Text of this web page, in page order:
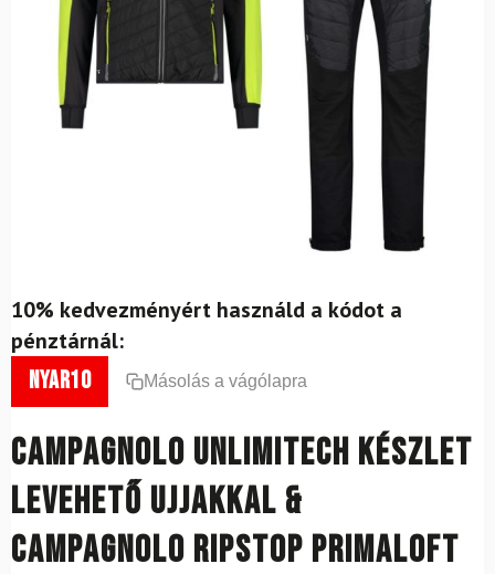
10% kedvezményért használd a kódot a
pénztárnál:
nyar10 Másolás a vágólapra
CAMPAGNOLO Unlimitech készlet
levehető ujjakkal &
CAMPAGNOLO Ripstop Primaloft